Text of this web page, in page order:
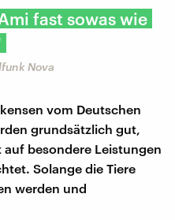
fast sowas wie
Nova
vom Deutschen
grundsätzlich gut,
besondere Leistungen
Solange die Tiere
werden und